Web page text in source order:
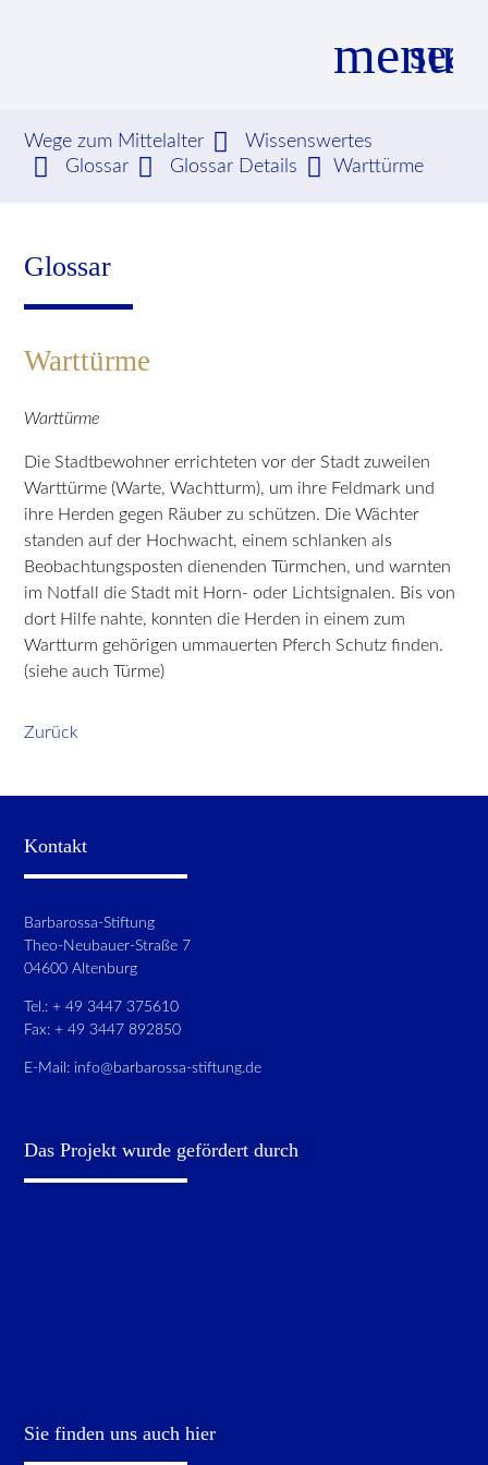
menu
Suchbegriffe SUCHEN
Wege zum Mittelalter
Wissenswertes
Glossar
Glossar Details Warttürme
Glossar
Warttürme
Warttürme
Die Stadtbewohner errichteten vor der Stadt zuweilen
Warttürme (Warte, Wachtturm), um ihre Feldmark und
ihre Herden gegen Räuber zu schützen. Die Wächter
standen auf der Hochwacht, einem schlanken als
Beobachtungsposten dienenden Türmchen, und warnten
im Notfall die Stadt mit Horn- oder Lichtsignalen. Bis von
dort Hilfe nahte, konnten die Herden in einem zum
Wartturm gehörigen ummauerten Pferch Schutz finden.
(siehe auch Türme)
Zurück
Kontakt
Barbarossa-Stiftung
Theo-Neubauer-Straße 7
04600 Altenburg
Tel.: + 49 3447 375610
Fax: + 49 3447 892850
E-Mail: info@barbarossa-stiftung.de
Das Projekt wurde gefördert durch
Sie finden uns auch hier